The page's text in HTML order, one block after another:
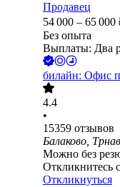
Продавец
54 000 – 65 000
Без опыта
Выплаты: Два
билайн: Офис
4.4
•
15359 отзывов
Балаково,
Можно без
Откликнитесь
Откликнуться